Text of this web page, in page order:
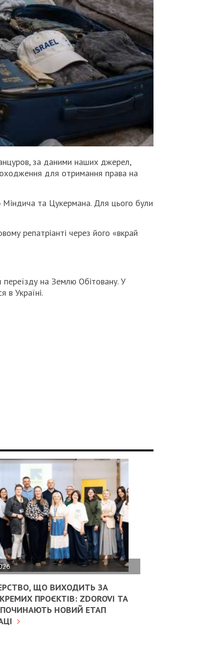
за даними наших джерел,
для отримання права на
та Цукермана. Для цього були
репатріанті через його «вкрай
переїзду на Землю Обітовану. У
в Україні.
ЩО ВИХОДИТЬ ЗА
ПРОЄКТІВ: ZDOROVI ТА
НОВИЙ ЕТАП